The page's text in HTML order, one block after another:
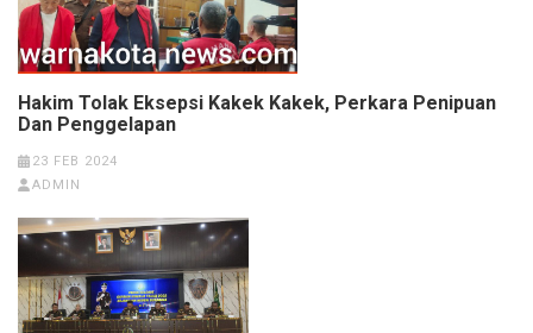
Hakim Tolak Eksepsi Kakek Kakek, Perkara Penipuan
Dan Penggelapan
23 FEB 2024
ADMIN